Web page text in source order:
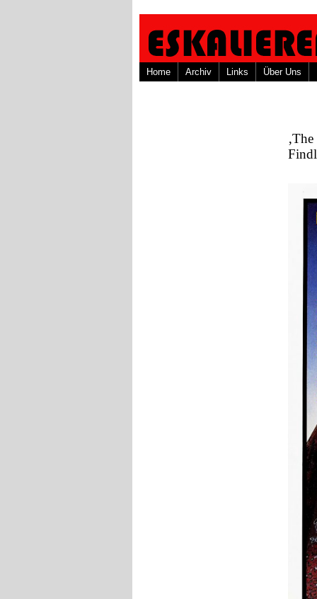
Home Archiv Links Über Uns